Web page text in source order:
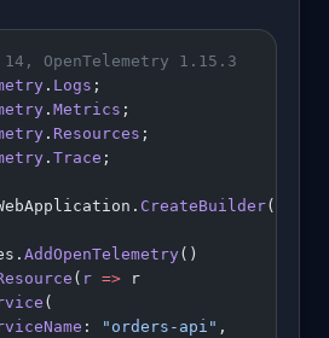
OpenTelemetry 1.15.3
. Logs ;
. Metrics ;
. Resources ;
. Trace ;
CreateBuilder
AddOpenTelemetry()
( r => r
(
: "orders-api" ,